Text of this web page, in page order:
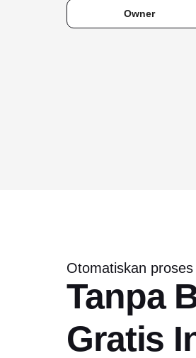
Owner
Otomatiskan
Tanpa
Gratis